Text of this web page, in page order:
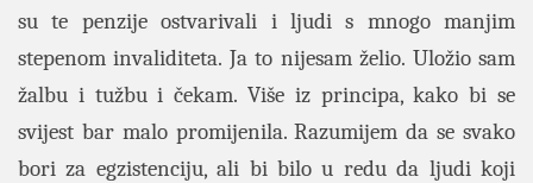
su te penzije ostvarivali i ljudi s mnogo manjim
stepenom invaliditeta. Ja to nijesam želio. Uložio sam
žalbu i tužbu i čekam. Više iz principa, kako bi se
svijest bar malo promijenila. Razumijem da se svako
bori za egzistenciju, ali bi bilo u redu da ljudi koji